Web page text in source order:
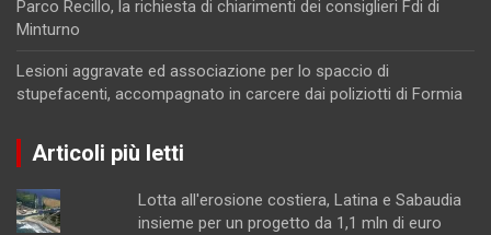
Parco Recillo, la richiesta di chiarimenti dei consiglieri Fdi di
Minturno
Lesioni aggravate ed associazione per lo spaccio di
stupefacenti, accompagnato in carcere dai poliziotti di Formia
Articoli più letti
Lotta all'erosione costiera, Latina e Sabaudia
insieme per un progetto da 1,1 mln di euro